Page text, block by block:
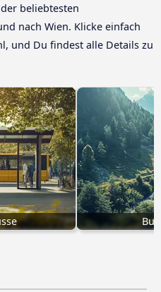
beliebtesten
nach Wien. Klicke einfach
und Du findest alle Details zu